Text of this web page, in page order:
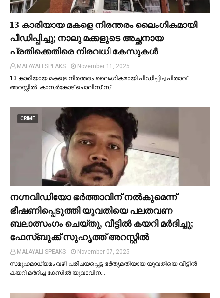
13 കാരിയായ മകളെ നിരന്തരം ലൈംഗികമായി
പീഡിപ്പിച്ചു; നാലു മക്കളുടെ അച്ഛനായ
പ്രതിക്കെതിരെ നിരവധി കേസുകള്‍
MALAYALI SPEAKS
November 11, 2025
13 കാരിയായ മകളെ നിരന്തരം ലൈംഗികമായി പീഡിപ്പിച്ച പിതാവ്
അറസ്റ്റില്‍. കാസർകോട് പൊലീസ് സ്…
CRIME
നഗ്നവിഡിയോ ഭര്‍ത്താവിന് നല്‍കുമെന്ന്
ഭീഷണിപ്പെടുത്തി യുവതിയെ പലതവണ
ബലാത്സംഗം ചെയ്തു, വീട്ടില്‍ കയറി മര്‍ദിച്ചു;
ഫേസ്ബുക്ക് സുഹൃത്ത് അറസ്റ്റില്‍
MALAYALI SPEAKS
November 07, 2025
സമൂഹമാധ്യമം വഴി പരിചയപ്പെട്ട ഭർതൃമതിയായ യുവതിയെ വീട്ടില്‍
കയറി മർദിച്ച കേസില്‍ യുവാവിന…